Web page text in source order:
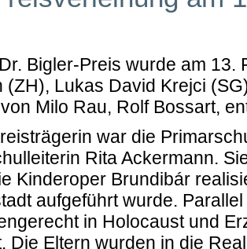
Bigler-Preis wurde am 13.
(ZH), Lukas David Krejci
Milo Rau, Rolf Bossart,
war die
Rita Ackermann.
Kinderoper Brundibár
aufgeführt wurde.
in Holocaust und
Die Eltern wurden in die